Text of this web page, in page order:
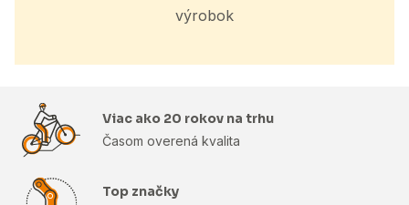
výrobok
Viac ako 20 rokov na trhu
Časom overená kvalita
Top značky